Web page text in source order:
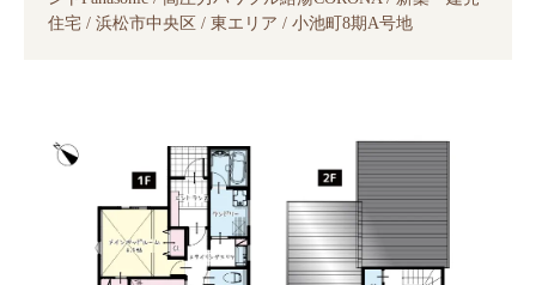
住宅 / 浜松市中央区 / 東エリア / 小池町8期A号地